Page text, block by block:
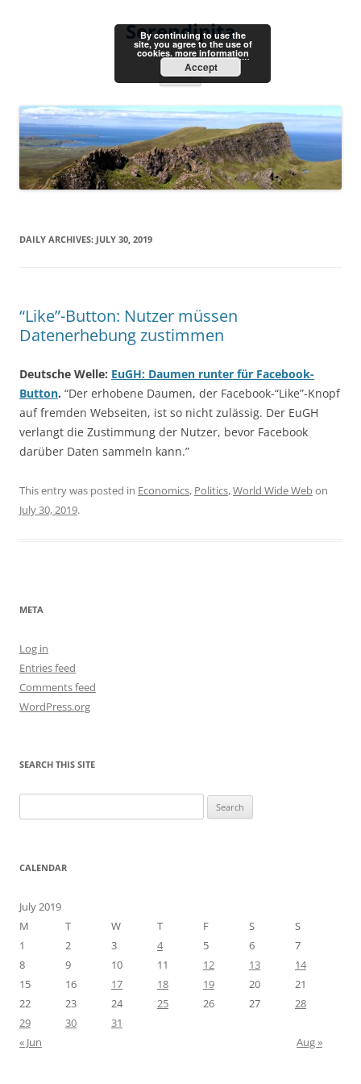
Serendipita
Menu
DAILY ARCHIVES: JULY 30, 2019
“Like”-Button: Nutzer müssen
Datenerhebung zustimmen
Deutsche Welle: EuGH: Daumen runter für Facebook-
Button. “Der erhobene Daumen, der Facebook-“Like”-Knopf
auf fremden Webseiten, ist so nicht zulässig. Der EuGH
verlangt die Zustimmung der Nutzer, bevor Facebook
darüber Daten sammeln kann.”
This entry was posted in Economics, Politics,World Wide Webon
July 30, 2019.
META
Log in
Entries feed
Comments feed
WordPress.org
SEARCH THIS SITE
for:
CALENDAR
July 2019
M
T W T F S
S
1
2 3 4 5 6
7
8
9 10 11 12 13
14
15
16 17 18 19 20
21
22
23 24 25 26 27
28
29
30
31
« Jun
Aug »
By continuing to use the
site, you agree to the use of
cookies. more information
Accept